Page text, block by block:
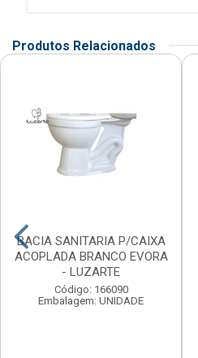
Produtos Relacionados
BACIA SANITARIA P/CAIXA
ACOPLADA BRANCO EVORA
- LUZARTE
Código: 166090
Embalagem: UNIDADE